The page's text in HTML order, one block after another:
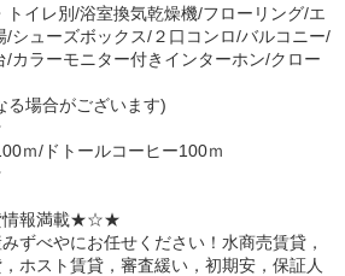
トイレ別/浴室換気乾燥機/フローリング/エ
/シューズボックス/２口コンロ/バルコニー/
カラーモニター付きインターホン/クロー
場合がございます)
ｍ/ドトールコーヒー100ｍ
情報満載★☆★
ずべやにお任せください！水商売賃貸，
ホスト賃貸，審査緩い，初期安，保証人